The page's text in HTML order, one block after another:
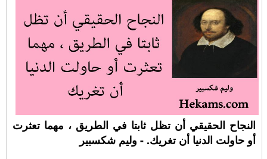
النجاح الحقيقي أن تظل ثابتا في الطريق ، مهما تعثرت
أو حاولت الدنيا أن تغريك. - وليم شكسبير